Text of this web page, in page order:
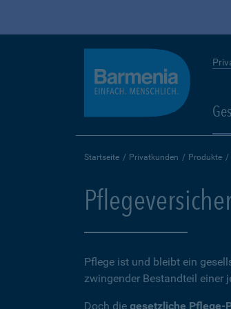
Startseite Privatkunden Produkte
Pflege ist und bleibt ein
zwingender Bestandteil einer
Doch die gesetzliche Pflege-